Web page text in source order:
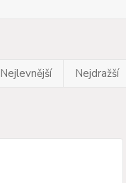
Nejlevnější Nejdražší